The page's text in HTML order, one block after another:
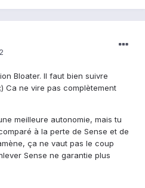
Bloater. Il faut bien suivre
Ca ne vire pas complètement
meilleure autonomie, mais tu
à la perte de Sense et de
ça ne vaut pas le coup
Sense ne garantie plus